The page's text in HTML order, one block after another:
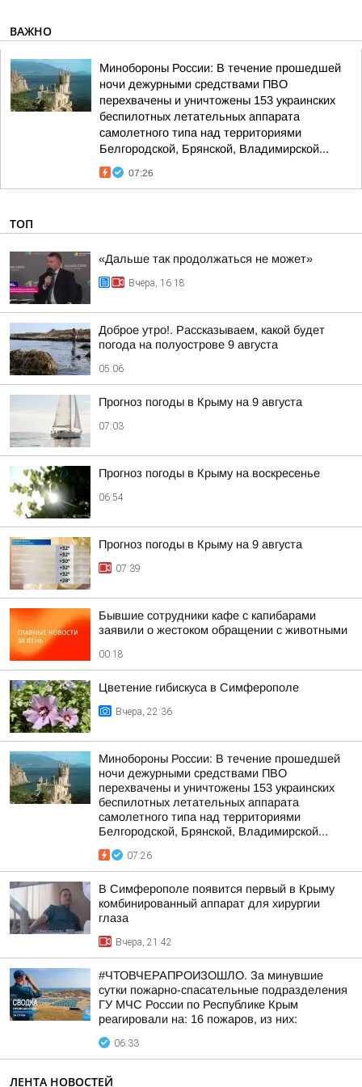
ВАЖНО
Минобороны России: В течение прошедшей
ночи дежурными средствами ПВО
перехвачены и уничтожены 153 украинских
беспилотных летательных аппарата
самолетного типа над территориями
Белгородской, Брянской, Владимирской...
07:26
ТОП
«Дальше так продолжаться не может»
Вчера, 16:18
Доброе утро!. Рассказываем, какой будет
погода на полуострове 9 августа
05:06
Прогноз погоды в Крыму на 9 августа
07:03
Прогноз погоды в Крыму на воскресенье
06:54
Прогноз погоды в Крыму на 9 августа
07:39
Бывшие сотрудники кафе с капибарами
заявили о жестоком обращении с животными
00:18
Цветение гибискуса в Симферополе
Вчера, 22:36
Минобороны России: В течение прошедшей
ночи дежурными средствами ПВО
перехвачены и уничтожены 153 украинских
беспилотных летательных аппарата
самолетного типа над территориями
Белгородской, Брянской, Владимирской...
07:26
В Симферополе появится первый в Крыму
комбинированный аппарат для хирургии
глаза
Вчера, 21:42
#ЧТОВЧЕРАПРОИЗОШЛО. За минувшие
сутки пожарно-спасательные подразделения
ГУ МЧС России по Республике Крым
реагировали на: 16 пожаров, из них:
06:33
ЛЕНТА НОВОСТЕЙ